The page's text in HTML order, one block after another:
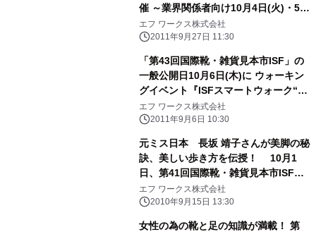
催 ～業界関係者向け10月4日(火)・5日
(水) 一般公開日10月6日(木)～
エフ ワークス株式会社
2011年9月27日 11:30
「第43回国際靴・雑貨見本市ISF」の
一般公開日10月6日(木)に ウォーキン
グイベント『ISFスマートウォーク“ス
マ歩”』を開催
エフ ワークス株式会社
2011年9月6日 10:30
元ミス日本 長坂 靖子さんが美脚の秘
訣、美しい歩き方を伝授！ 10月1
日、第41回国際靴・雑貨見本市ISFに
て足の悩み解決イベントを開催
エフ ワークス株式会社
2010年9月15日 13:30
女性の為の靴と足の知識が満載！ 第